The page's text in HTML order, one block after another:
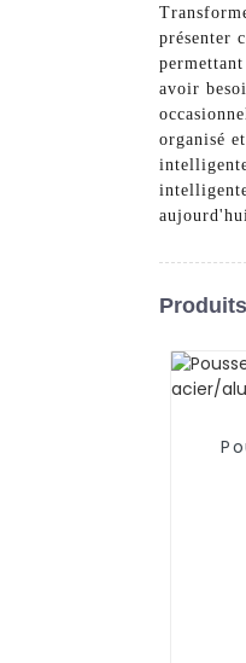
présenter
avoir
organisé